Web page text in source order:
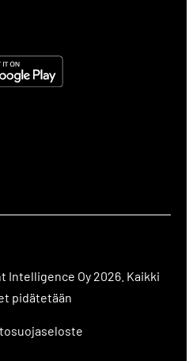
Oy 2026. Kaikki
pidätetään